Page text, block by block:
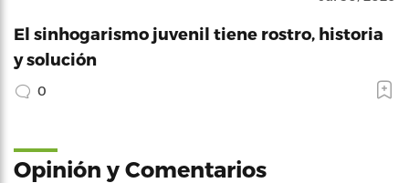
El sinhogarismo juvenil tiene rostro, historia
y solución
0
Opinión y Comentarios